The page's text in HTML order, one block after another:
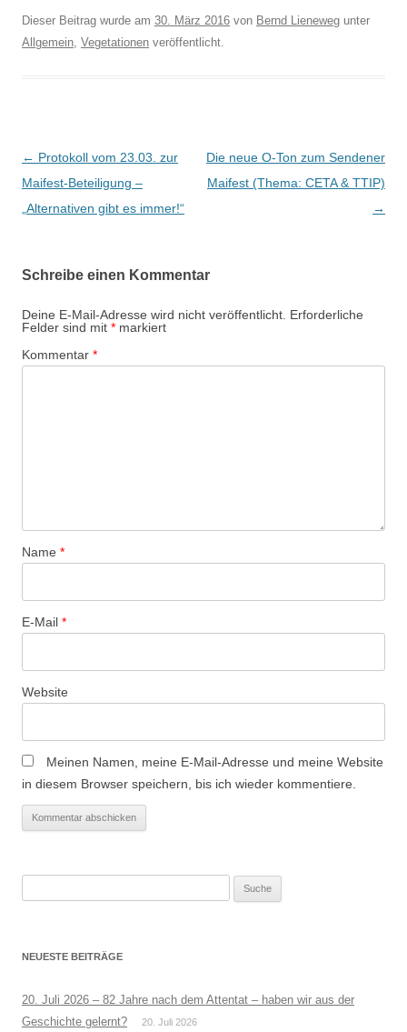
Dieser Beitrag wurde am 30. März 2016 von Bernd Lieneweg unter
Allgemein Vegetationen veröffentlicht.
B
e
a
g
s
-
i
n
← Protokoll vom 23.03. zur
Maifest-Beteiligung –
„Alternativen gibt es immer!“
Die neue O-Ton zum Sendener
Maifest (Thema: CETA & TTIP)
→
Schreibe einen Kommentar
Deine E-Mail-Adresse wird nicht veröffentlicht. Erforderliche
Felder sind mit * markiert
Kommentar *
Name *
E-Mail *
Website
Meinen Namen, meine E-Mail-Adresse und meine Website
in diesem Browser speichern, bis ich wieder kommentiere.
NEUESTE BEITRÄGE
20. Juli 2026 – 82 Jahre nach dem Attentat – haben wir aus der
Geschichte gelernt?
20. Juli 2026